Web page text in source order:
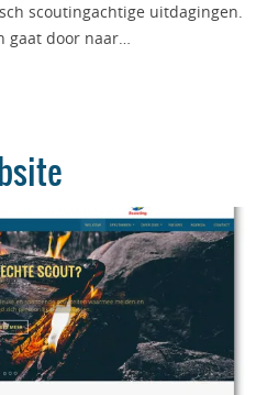
scoutingachtige uitdagingen.
gaat door naar…